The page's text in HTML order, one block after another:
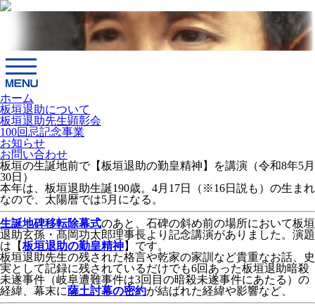
ホーム
板垣退助について
板垣退助先生顕彰会
100回忌記念事業
お知らせ
お問い合わせ
板垣の生誕地前で【板垣退助の勤皇精神】を講演（令和8年5月
30日）
本年は、板垣退助生誕190歳。4月17日（※16日説も）の生まれ
なので、太陽暦では5月になる。
生誕地碑移転除幕式のあと、石碑の斜め前の場所において板垣
退助玄孫・髙岡功太郎理事長より記念講演がありました。演題
は【板垣退助の勤皇精神】です。
板垣退助先生の残された格言や乾家の家訓など貴重なお話、史
実として記録に残されているだけでも6回あった板垣退助暗殺
未遂事件（岐阜遭難事件は3回目の暗殺未遂事件にあたる）の
経緯、幕末に薩土討幕の密約が結ばれた経緯や影響など、